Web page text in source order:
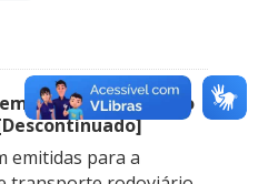
Nacional – Serviço
emitidas para a